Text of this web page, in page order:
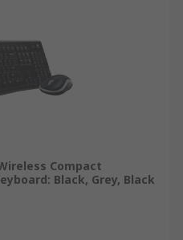
Compact
Black, Grey, Black